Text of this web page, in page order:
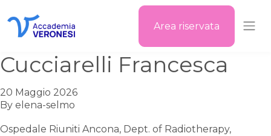
Area riservata
Cucciarelli Francesca
20 Maggio 2026
By elena-selmo
Ospedale Riuniti Ancona, Dept. of Radiotherapy,